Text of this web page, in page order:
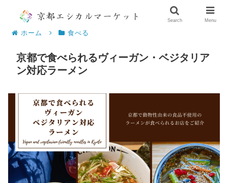
ホーム 食べる
京都で食べられるヴィーガン・ベジタリア
ン対応ラーメン
Search Menu